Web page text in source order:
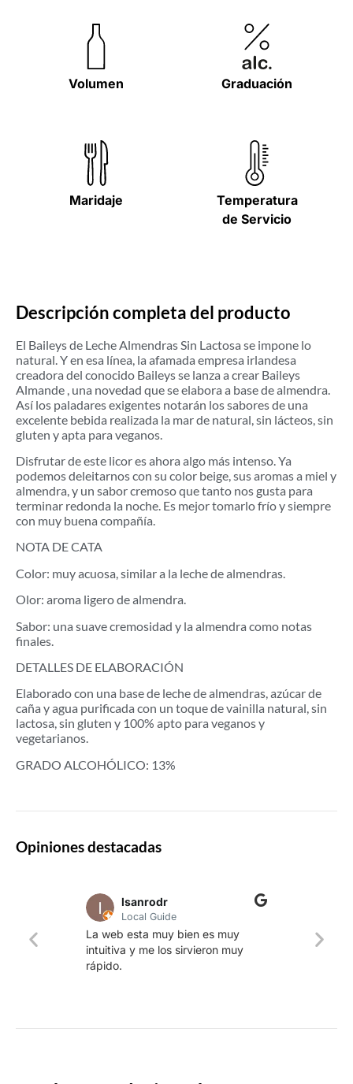
Volumen Graduación
Maridaje
Temperatura
de Servicio
Descripción completa del producto
El Baileys de Leche Almendras Sin Lactosa se impone lo
natural. Y en esa línea, la afamada empresa irlandesa
creadora del conocido Baileys se lanza a crear Baileys
Almande , una novedad que se elabora a base de almendra.
Así los paladares exigentes notarán los sabores de una
excelente bebida realizada la mar de natural, sin lácteos, sin
gluten y apta para veganos.
Disfrutar de este licor es ahora algo más intenso. Ya
podemos deleitarnos con su color beige, sus aromas a miel y
almendra, y un sabor cremoso que tanto nos gusta para
terminar redonda la noche. Es mejor tomarlo frío y siempre
con muy buena compañía.
NOTA DE CATA
Color: muy acuosa, similar a la leche de almendras.
Olor: aroma ligero de almendra.
Sabor: una suave cremosidad y la almendra como notas
finales.
DETALLES DE ELABORACIÓN
Elaborado con una base de leche de almendras, azúcar de
caña y agua purificada con un toque de vainilla natural, sin
lactosa, sin gluten y 100% apto para veganos y
vegetarianos.
GRADO ALCOHÓLICO: 13%
Opiniones destacadas
lsanrodr
Local Guide
La web esta muy bien es muy
intuitiva y me los sirvieron muy
rápido.